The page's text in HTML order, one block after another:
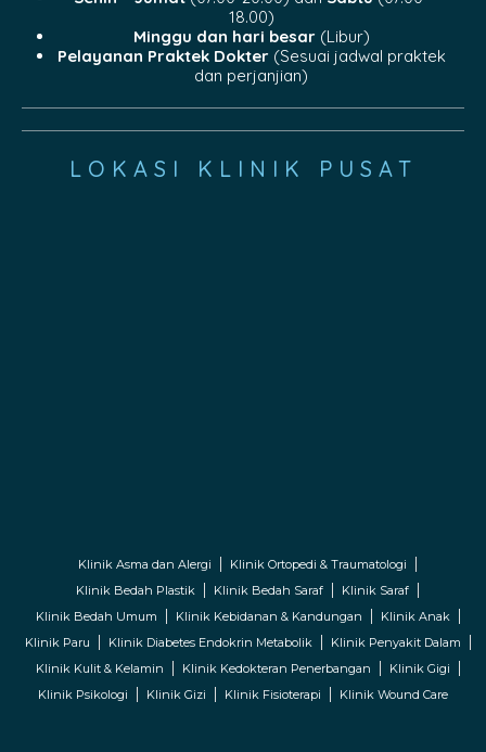
18.00)
Minggu dan hari besar(Libur)
Pelayanan Praktek Dokter(Sesuai jadwal praktek
dan perjanjian)
LOKASI KLINIK PUSAT
Klinik Asma dan Alergi
Klinik Ortopedi & Traumatologi
Klinik Bedah Plastik
Klinik Bedah Saraf
Klinik Saraf
Klinik Bedah Umum
Klinik Kebidanan & Kandungan
Klinik Anak
Klinik Paru
Klinik Diabetes Endokrin Metabolik
Klinik Penyakit Dalam
Klinik Kulit & Kelamin
Klinik Kedokteran Penerbangan
Klinik Gigi
Klinik Psikologi
Klinik Gizi Klinik Fisioterapi Klinik Wound Care